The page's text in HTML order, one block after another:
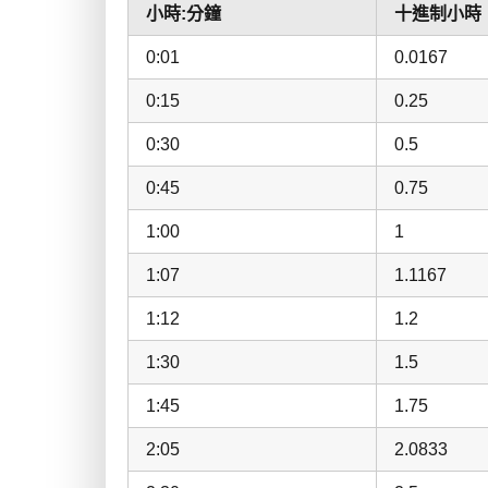
小時:分鐘 十進制小時
0:01 0.0167
0:15 0.25
0:30 0.5
0:45 0.75
1:00 1
1:07 1.1167
1:12 1.2
1:30 1.5
1:45 1.75
2:05 2.0833